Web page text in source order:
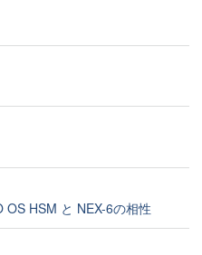
HSM と NEX-6の相性